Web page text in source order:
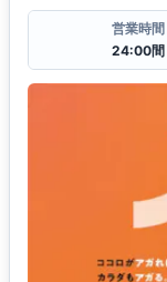
営業時間
24:00間